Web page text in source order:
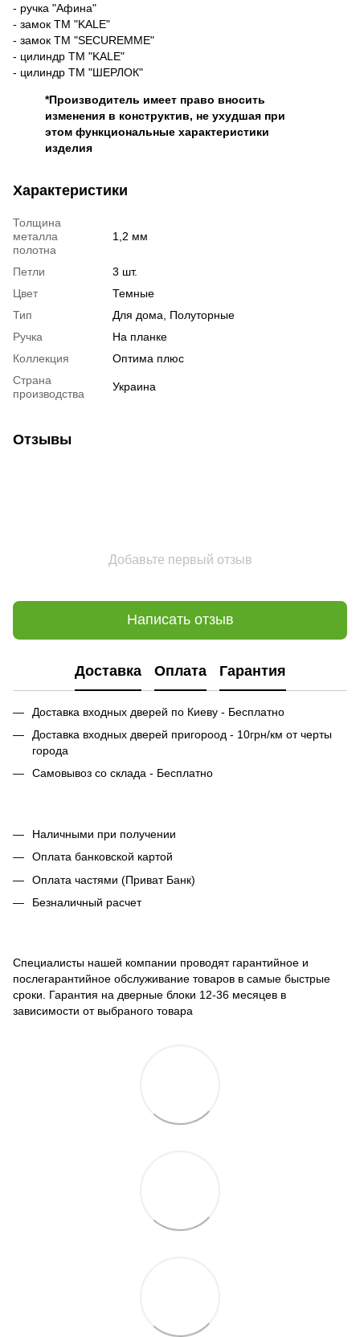
- ручка "Афина"
- замок ТМ "KALE"
- замок ТМ "SECUREMME"
- цилиндр ТМ "KALE"
- цилиндр ТМ "ШЕРЛОК"
*Производитель имеет право вносить
изменения в конструктив, не ухудшая при
этом функциональные характеристики
изделия
Характеристики
Толщина
металла
полотна
1,2 мм
Петли
3 шт.
Цвет
Темные
Тип
Для дома, Полуторные
Ручка
На планке
Коллекция
Оптима плюс
Страна
производства
Украина
Отзывы
Добавьте первый отзыв
Написать отзыв
Доставка Оплата Гарантия
Доставка входных дверей по Киеву - Бесплатно
Доставка входных дверей пригороод - 10грн/км от черты
города
Самовывоз со склада - Бесплатно
Наличными при получении
Оплата банковской картой
Оплата частями (Приват Банк)
Безналичный расчет
Специалисты нашей компании проводят гарантийное и
послегарантийное обслуживание товаров в самые быстрые
сроки. Гарантия на дверные блоки 12-36 месяцев в
зависимости от выбраного товара